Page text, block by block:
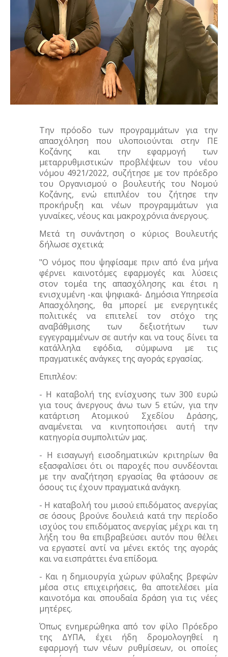
Την πρόοδο των προγραμμάτων για την
απασχόληση που υλοποιούνται στην ΠΕ
Κοζάνης και την εφαρμογή των
μεταρρυθμιστικών προβλέψεων του νέου
νόμου 4921/2022, συζήτησε με τον πρόεδρο
του Οργανισμού ο βουλευτής του Νομού
Κοζάνης, ενώ επιπλέον του ζήτησε την
προκήρυξη και νέων προγραμμάτων για
γυναίκες, νέους και μακροχρόνια άνεργους.
Μετά τη συνάντηση ο κύριος Βουλευτής
δήλωσε σχετικά;
"Ο νόμος που ψηφίσαμε πριν από ένα μήνα
φέρνει καινοτόμες εφαρμογές και λύσεις
στον τομέα της απασχόλησης και έτσι η
ενισχυμένη -και ψηφιακά- Δημόσια Υπηρεσία
Απασχόλησης, θα μπορεί με ενεργητικές
πολιτικές να επιτελεί τον στόχο της
αναβάθμισης των δεξιοτήτων των
εγγεγραμμένων σε αυτήν και να τους δίνει τα
κατάλληλα εφόδια, σύμφωνα με τις
πραγματικές ανάγκες της αγοράς εργασίας.
Επιπλέον:
- Η καταβολή της ενίσχυσης των 300 ευρώ
για τους άνεργους άνω των 5 ετών, για την
κατάρτιση Ατομικού Σχεδίου Δράσης,
αναμένεται να κινητοποιήσει αυτή την
κατηγορία συμπολιτών μας.
- Η εισαγωγή εισοδηματικών κριτηρίων θα
εξασφαλίσει ότι οι παροχές που συνδέονται
με την αναζήτηση εργασίας θα φτάσουν σε
όσους τις έχουν πραγματικά ανάγκη.
- Η καταβολή του μισού επιδόματος ανεργίας
σε όσους βρούνε δουλειά κατά την περίοδο
ισχύος του επιδόματος ανεργίας μέχρι και τη
λήξη του θα επιβραβεύσει αυτόν που θέλει
να εργαστεί αντί να μένει εκτός της αγοράς
και να εισπράττει ένα επίδομα.
- Και η δημιουργία χώρων φύλαξης βρεφών
μέσα στις επιχειρήσεις, θα αποτελέσει μία
καινοτόμα και σπουδαία δράση για τις νέες
μητέρες.
Όπως ενημερώθηκα από τον φίλο Πρόεδρο
της ΔΥΠΑ, έχει ήδη δρομολογηθεί η
εφαρμογή των νέων ρυθμίσεων, οι οποίες